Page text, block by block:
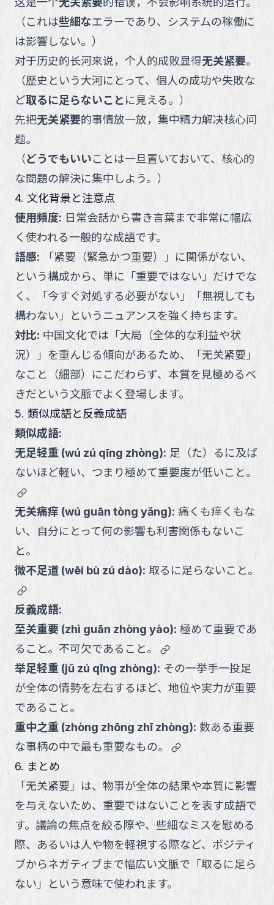
（これは些細なエラーであり、システムの稼働に
は影響しない。 ）
对于历史的长河来说，个人的成败显得无关紧要。
（歴史という大河にとって、個人の成功や失敗な
ど取るに足らないこと に見える。 ）
先把无关紧要的事情放一放，集中精力解决核心问
题。
（どうでもいいことは一旦置いておいて、核心的
な問題の解決に集中しよう。 ）
4. 文化背景と注意点
使用頻度: 日常会話から書き言葉まで非常に幅広
く使われる一般的な成語です。
語感:
「紧要（緊急かつ重要）」に関係がない、
という構成から、単に「重要ではない」だけでな
く、「今すぐ対処する必要がない」「無視しても
構わない」というニュアンスを強く持ちます。
対比: 中国文化では「大局（全体的な利益や状
況）」を重んじる傾向があるため、「无关紧要」
なこと（細部）にこだわらず、本質を見極めるべ
きだという文脈でよく登場します。
5. 類似成語と反義成語
類似成語:
无足轻重 (wú zú qīng zhòng): 足（た）るに及ば
ないほど軽い、つまり極めて重要度が低いこと。
link
无关痛痒 (wú guān tòng yǎng): 痛くも痒くもな
い、自分にとって何の影響も利害関係もないこ
と。
微不足道 (wēi bù zú dào): 取るに足らないこと。
link
反義成語:
至关重要 (zhì guān zhòng yào): 極めて重要であ
ること。不可欠であること。
link
举足轻重 (jǔ zú qīng zhòng): その一挙手一投足
が全体の情勢を左右するほど、地位や実力が重要
であること。
重中之重 (zhòng zhōng zhī zhòng): 数ある重要
な事柄の中で最も重要なもの。
link
6. まとめ
「无关紧要」は、物事が全体の結果や本質に影響
を与えないため、重要ではないことを表す成語で
す。議論の焦点を絞る際や、些細なミスを慰める
際、あるいは人や物を軽視する際など、ポジティ
ブからネガティブまで幅広い文脈で「取るに足ら
ない」という意味で使われます。